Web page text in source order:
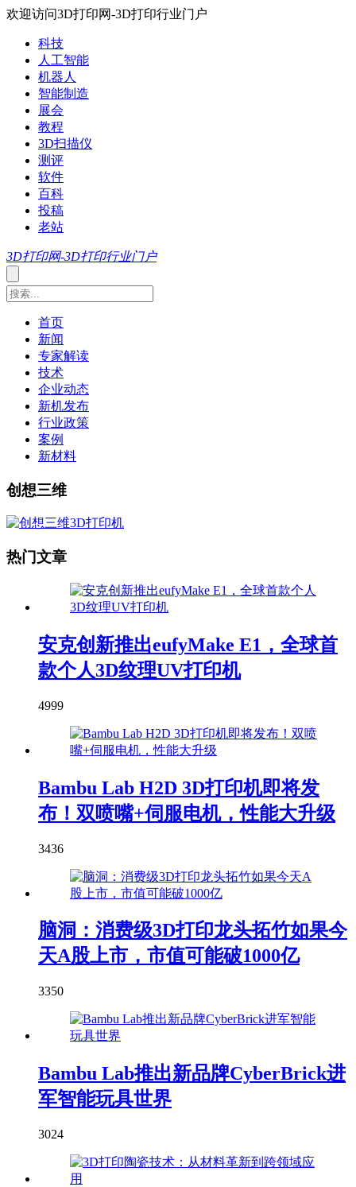
欢迎访问3D打印网-3D打印行业门户
科技
人工智能
机器人
智能制造
展会
教程
3D扫描仪
测评
软件
百科
投稿
老站
3D打印网-3D打印行业门户
首页
新闻
专家解读
技术
企业动态
新机发布
行业政策
案例
新材料
创想三维
热门文章
安克创新推出eufyMake E1，全球首
款个人3D纹理UV打印机
4999
Bambu Lab H2D 3D打印机即将发
布！双喷嘴+伺服电机，性能大升级
3436
脑洞：消费级3D打印龙头拓竹如果今
天A股上市，市值可能破1000亿
3350
Bambu Lab推出新品牌CyberBrick进
军智能玩具世界
3024